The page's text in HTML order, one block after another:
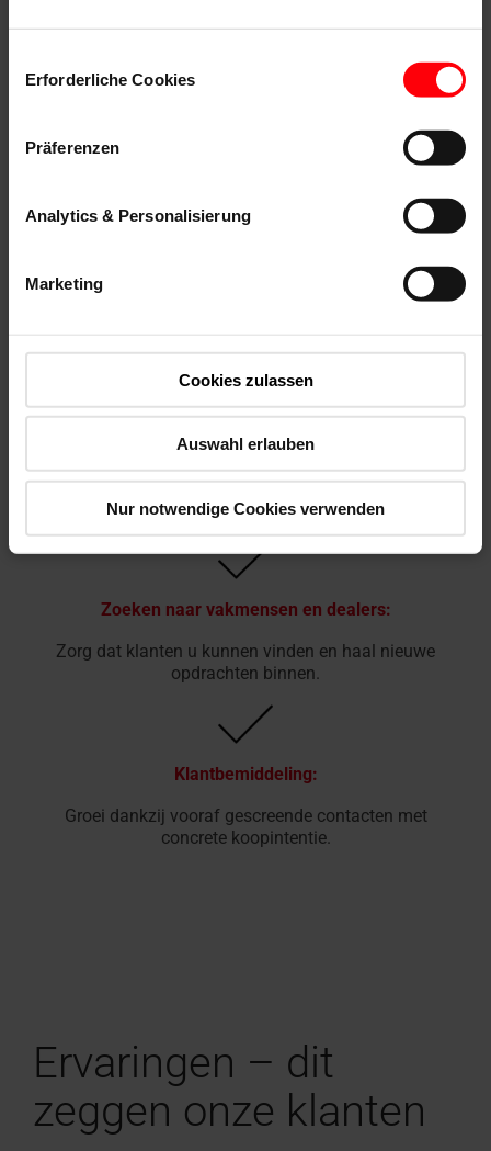
Erforderliche Cookies
Präferenzen
Analytics & Personalisierung
Marketing
Cookies zulassen
Auswahl erlauben
Nur notwendige Cookies verwenden
Persoonlijk, deskundig en met gratis trainingen aan uw
Montagegemak & kwaliteit:
Eenvoudig, veilig en in topkwaliteit monteren – voor
tevreden klanten.
Zoeken naar vakmensen en dealers:
Zorg dat klanten u kunnen vinden en haal nieuwe
opdrachten binnen.
Klantbemiddeling:
Groei dankzij vooraf gescreende contacten met
concrete koopintentie.
Ervaringen – dit
zeggen onze klanten